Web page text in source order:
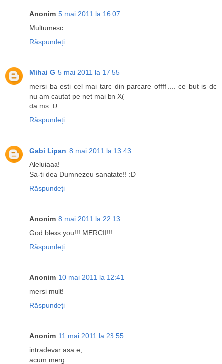
Anonim 5 mai 2011 la 16:07
Multumesc
Răspundeți
Mihai G 5 mai 2011 la 17:55
mersi ba esti cel mai tare din parcare offff..... ce but is dc
nu am cautat pe net mai bn X(
da ms :D
Răspundeți
Gabi Lipan 8 mai 2011 la 13:43
Aleluiaaa!
Sa-ti dea Dumnezeu sanatate!! :D
Răspundeți
Anonim 8 mai 2011 la 22:13
God bless you!!! MERCII!!!
Răspundeți
Anonim 10 mai 2011 la 12:41
mersi mult!
Răspundeți
Anonim 11 mai 2011 la 23:55
intradevar asa e,
acum merg